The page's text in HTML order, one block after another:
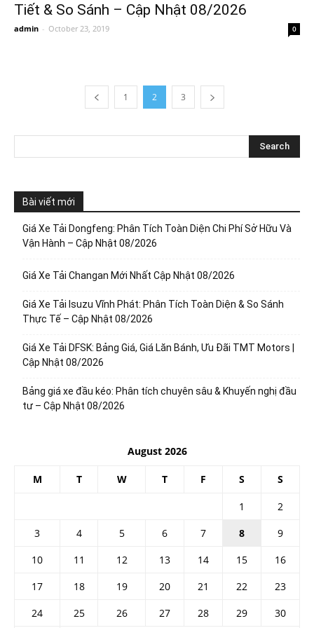
Tiết & So Sánh – Cập Nhật 08/2026
admin - October 23, 2019 0
1 2 3
Bài viết mới
Giá Xe Tải Dongfeng: Phân Tích Toàn Diện Chi Phí Sở Hữu Và
Vận Hành – Cập Nhật 08/2026
Giá Xe Tải Changan Mới Nhất Cập Nhật 08/2026
Giá Xe Tải Isuzu Vĩnh Phát: Phân Tích Toàn Diện & So Sánh
Thực Tế – Cập Nhật 08/2026
Giá Xe Tải DFSK: Bảng Giá, Giá Lăn Bánh, Ưu Đãi TMT Motors |
Cập Nhật 08/2026
Bảng giá xe đầu kéo: Phân tích chuyên sâu & Khuyến nghị đầu
tư – Cập Nhật 08/2026
August 2026
M T W T F S S
1
2
3
4 5 6 7 8
9
10
11 12 13 14 15
16
17
18 19 20 21 22
23
24
25 26 27 28 29 30